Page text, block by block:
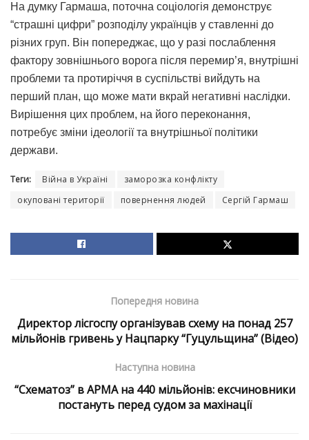
На думку Гармаша, поточна соціологія демонструє
“страшні цифри” розподілу українців у ставленні до
різних груп. Він попереджає, що у разі послаблення
фактору зовнішнього ворога після перемир’я, внутрішні
проблеми та протиріччя в суспільстві вийдуть на
перший план, що може мати вкрай негативні наслідки.
Вирішення цих проблем, на його переконання,
потребує зміни ідеології та внутрішньої політики
держави.
Теги: Війна в Україні
заморозка конфлікту
окуповані території
повернення людей Сергій Гармаш
Попередня новина
Директор лісгоспу організував схему на понад 257
мільйонів гривень у Нацпарку “Гуцульщина” (Відео)
Наступна новина
“Схематоз” в АРМА на 440 мільйонів: ексчиновники
постануть перед судом за махінації